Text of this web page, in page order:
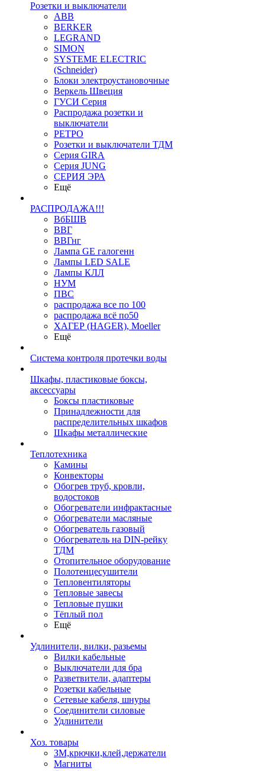
Розетки и выключатели
ABB
BERKER
LEGRAND
SIMON
SYSTEME ELECTRIC
(Schneider)
Блоки электроустановочные
Веркель Швеция
ГУСИ Серия
Распродажа розетки и
выключатели
РЕТРО
Розетки и выключатели ТДМ
Серия GIRA
Серия JUNG
СЕРИЯ ЭРА
Ещё
РАСПРОДАЖА!!!
ВбБШВ
ВВГ
ВВГнг
Лампа GE галогенн
Лампы LED SALE
Лампы КЛЛ
НУМ
ПВС
распродажа все по 100
распродажа всё по50
ХАГЕР (HAGER), Moeller
Ещё
Система контроля протечки воды
Шкафы, пластиковые боксы,
аксессуары
Боксы пластиковые
Принадлежности для
распределительных шкафов
Шкафы металлические
Теплотехника
Камины
Конвекторы
Обогрев труб, кровли,
водостоков
Обогреватели инфрактасные
Обогреватели масляные
Обогреватель газовый
Обогреватель на DIN-рейку
ТДМ
Отопительное оборудование
Полотенцесушители
Тепловентиляторы
Тепловые завесы
Тепловые пушки
Тёплый пол
Ещё
Удлинители, вилки, разьемы
Вилки кабельные
Выключатели для бра
Разветвители, адаптеры
Розетки кабельные
Сетевые кабеля, шнуры
Соединители силовые
Удлинители
Хоз. товары
ЗМ,крючки,клей,держатели
Магниты